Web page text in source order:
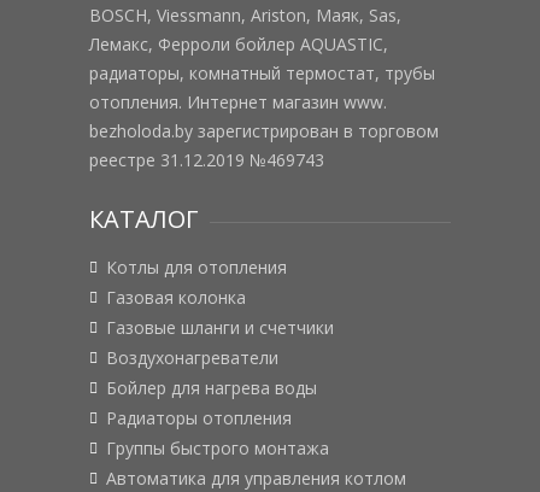
BOSCH, Viessmann, Ariston, Маяк, Sas,
Лемакс, Ферроли бойлер AQUASTIC,
радиаторы, комнатный термостат, трубы
отопления. Интернет магазин www.
bezholoda.by зарегистрирован в торговом
реестре 31.12.2019 №469743
КАТАЛОГ
Котлы для отопления
Газовая колонка
Газовые шланги и счетчики
Воздухонагреватели
Бойлер для нагрева воды
Радиаторы отопления
Группы быстрого монтажа
Автоматика для управления котлом